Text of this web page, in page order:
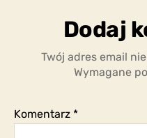
Dodaj
Twój adres email
Wymagane
Komentarz *